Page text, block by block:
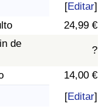
[Editar]
24,99 €
de
?
14,00 €
[Editar]